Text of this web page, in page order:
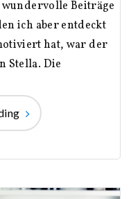
ich aber entdeckt
hat, war der
Stella. Die